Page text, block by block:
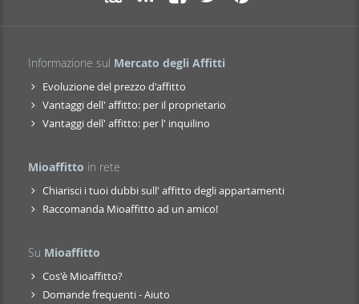
Informazione sul Mercato degli Affitti
Evoluzione del prezzo d'affitto
Vantaggi dell' affitto: per il proprietario
Vantaggi dell' affitto: per l' inquilino
Mioaffitto in rete
Chiarisci i tuoi dubbi sull' affitto degli appartamenti
Raccomanda Mioaffitto ad un amico!
Su Mioaffitto
Cos'è Mioaffitto?
Domande frequenti - Aiuto